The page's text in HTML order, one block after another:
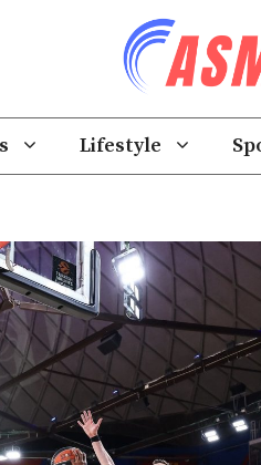
Lifestyle